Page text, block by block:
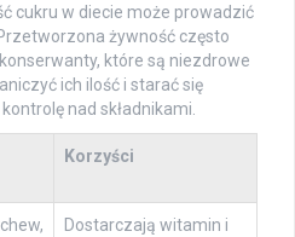
cukru w diecie może prowadzić
żywność często
które są niezdrowe
ich ilość i starać się
nad składnikami.
Korzyści
Dostarczają witamin i